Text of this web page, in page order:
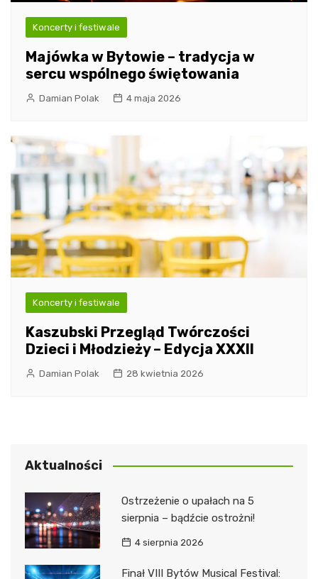
Koncerty i festiwale
Majówka w Bytowie – tradycja w
sercu wspólnego świętowania
Damian Polak 4 maja 2026
Koncerty i festiwale
Kaszubski Przegląd Twórczości
Dzieci i Młodzieży – Edycja XXXII
Damian Polak 28 kwietnia 2026
Aktualności
Ostrzeżenie o upałach na 5
sierpnia – bądźcie ostrożni!
4 sierpnia 2026
Finał VIII Bytów Musical Festival: